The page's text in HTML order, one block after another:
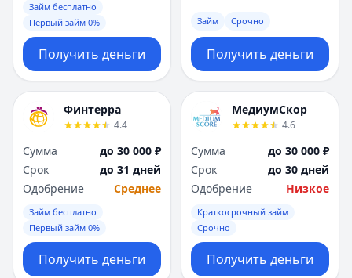
Займ бесплатно
Первый займ 0%
Получить деньги
Займ Срочно
Получить деньги
Финтерра
4.4
Сумма
до 30 000 ₽
Срок
до 31 дней
Одобрение
Среднее
Займ бесплатно
Первый займ 0%
Получить деньги
МедиумСкор
4.6
Сумма
до 30 000 ₽
Срок
до 30 дней
Одобрение
Низкое
Краткосрочный займ
Срочно
Получить деньги